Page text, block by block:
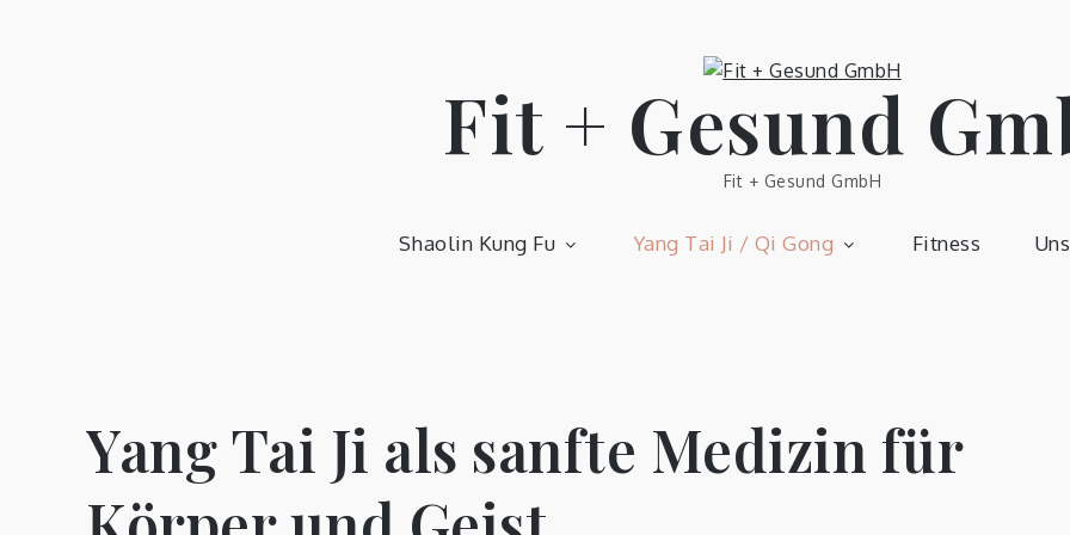
Fit + Gesund
Fit + Gesund GmbH
Shaolin Kung Fu Yang Tai Ji / Qi Gong Fitness
Yang Tai Ji als sanfte Medizin für